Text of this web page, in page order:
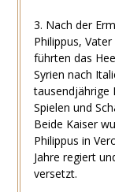
3. Nach der
Philippus,
führten das
Syrien nach
tausendjährige
Spielen und
Beide Kaiser
Philippus in
Jahre regiert
versetzt.